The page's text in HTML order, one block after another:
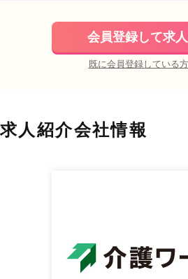
会員登録して求
既に会員登録している
求人紹介会社情報